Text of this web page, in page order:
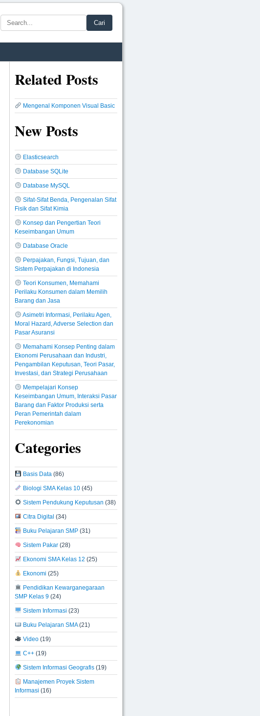
Cari
Related Posts
Mengenal Komponen Visual Basic
New Posts
Elasticsearch
Database SQLite
Database MySQL
Sifat-Sifat Benda, Pengenalan Sifat
Fisik dan Sifat Kimia
Konsep dan Pengertian Teori
Keseimbangan Umum
Database Oracle
Perpajakan, Fungsi, Tujuan, dan
Sistem Perpajakan di Indonesia
Teori Konsumen, Memahami
Perilaku Konsumen dalam Memilih
Barang dan Jasa
Asimetri Informasi, Perilaku Agen,
Moral Hazard, Adverse Selection dan
Pasar Asuransi
Memahami Konsep Penting dalam
Ekonomi Perusahaan dan Industri,
Pengambilan Keputusan, Teori Pasar,
Investasi, dan Strategi Perusahaan
Mempelajari Konsep
Keseimbangan Umum, Interaksi Pasar
Barang dan Faktor Produksi serta
Peran Pemerintah dalam
Perekonomian
Categories
Basis Data (86)
Biologi SMA Kelas 10(45)
Sistem Pendukung Keputusan (38)
Citra Digital (34)
Buku Pelajaran SMP(31)
Sistem Pakar(28)
Ekonomi SMA Kelas 12 (25)
Ekonomi (25)
Pendidikan Kewarganegaraan
SMP Kelas 9 (24)
Sistem Informasi (23)
Buku Pelajaran SMA(21)
Video(19)
C++(19)
Sistem Informasi Geografis(19)
Manajemen Proyek Sistem
Informasi (16)